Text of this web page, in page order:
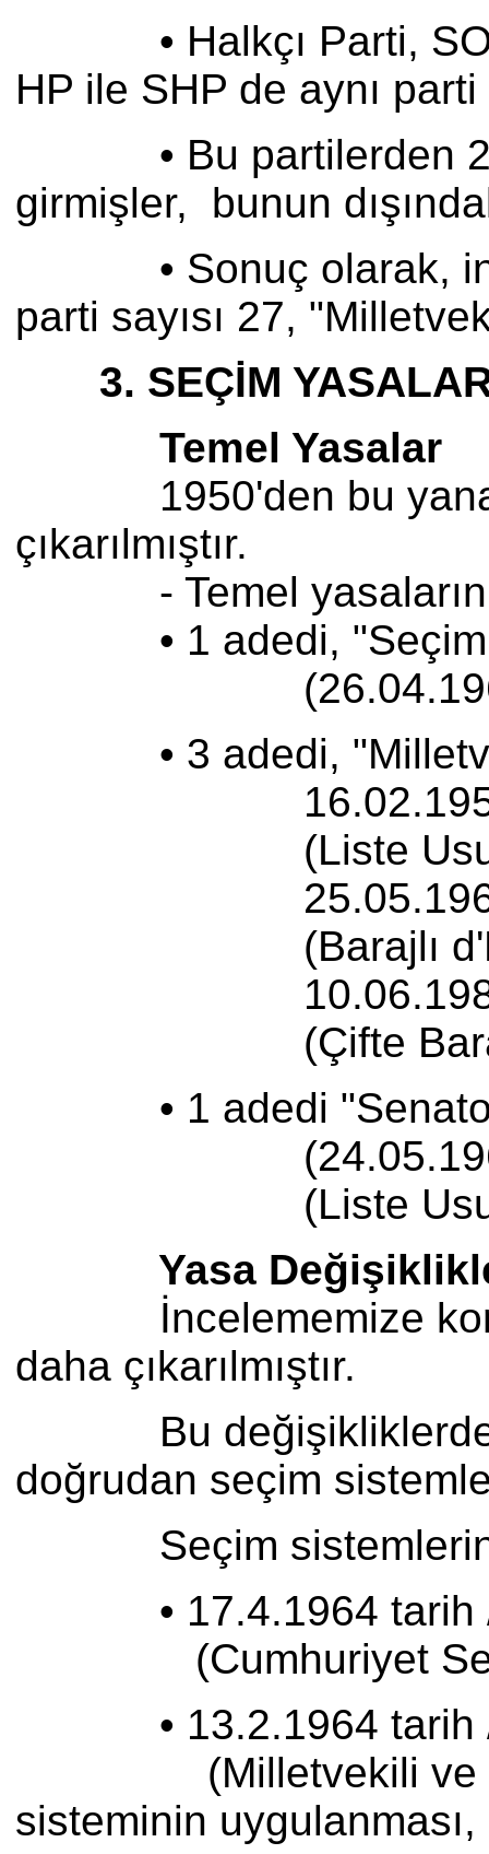
• Halkçı Parti,
HP ile SHP de aynı parti
• Bu partilerden 2'si
girmişler, bunun
• Sonuç olarak,
parti sayısı 27,
3. SEÇİM
Temel Yasalar
1950'den bu yana,
çıkarılmıştır.
- Temel
• 1 adedi,
(26.04.1961
• 3 adedi,
16.02.1950 tarih
(Liste Usulü
25.05.1961 tarih
(Barajlı
10.06.1983 tarih
(Çifte Barajlı
• 1 adedi "Senato
(24.05.1961
(Liste Usulü
Yasa
İncelememize konu
daha çıkarılmıştır.
Bu değişikliklerden
doğrudan seçim
Seçim sistemlerini
• 17.4.1964 tarih /
(Cumhuriyet
• 13.2.1964 tarih /
(Milletvekili ve
sisteminin uygulanması,